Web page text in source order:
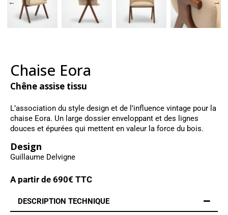
Chaise Eora
Chêne assise tissu
L’association du style design et de l’influence vintage pour la
chaise Eora. Un large dossier enveloppant et des lignes
douces et épurées qui mettent en valeur la force du bois.
Design
Guillaume Delvigne
A partir de 690€ TTC
DESCRIPTION TECHNIQUE